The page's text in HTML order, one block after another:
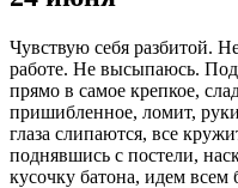
Чувствую себя разбитой.
работе. Не высыпаюсь.
прямо в самое крепкое,
пришибленное, ломит, руки
глаза слипаются, все
поднявшись с постели,
кусочку батона, идем всем